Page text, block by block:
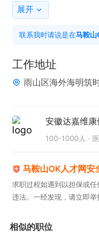
度；
4. 统筹商品价格体系
营，联动门店运营做
5. 负责商采团队搭建
效考核。
任职要求
1. 大专及以上学历，
店完整商采体系与基础
3. 具备成熟的品类优
有真实落地成果案例；
格应用能力；
展开
联系我时请说是在马鞍山
工作地址
雨山区海外海明筑
安徽达嘉维
100-1000人
马鞍山OK人才网安
求职过程如遇到以担保或
违法。一经发现，请立即举
相似的职位